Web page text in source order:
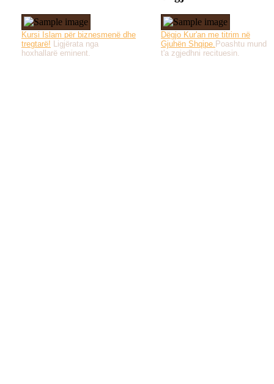
Kursi Islam për biznesmenë dhe
tregtarë! Ligjërata nga
hoxhallarë eminent.
Dëgjo Kur'an me titrim në
Gjuhën Shqipe. Poashtu mund
t'a zgjedhni recituesin.